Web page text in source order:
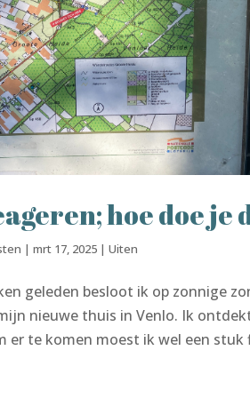
hoe doe je
|mrt 17, 2025 |Uiten
geleden besloot ik op zonnige
nieuwe thuis in Venlo. Ik
er te komen moest ik wel een stuk